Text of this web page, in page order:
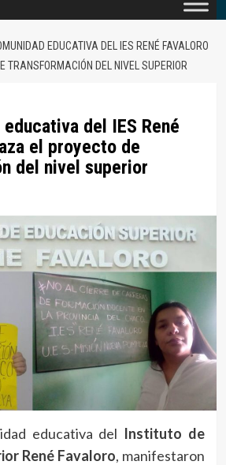
EDUCATIVA DEL IES RENÉ FAVALORO
TRANSFORMACIÓN DEL NIVEL SUPERIOR
del IES René
el proyecto de
del nivel superior
educativa del Instituto de
René Favaloro, manifestaron